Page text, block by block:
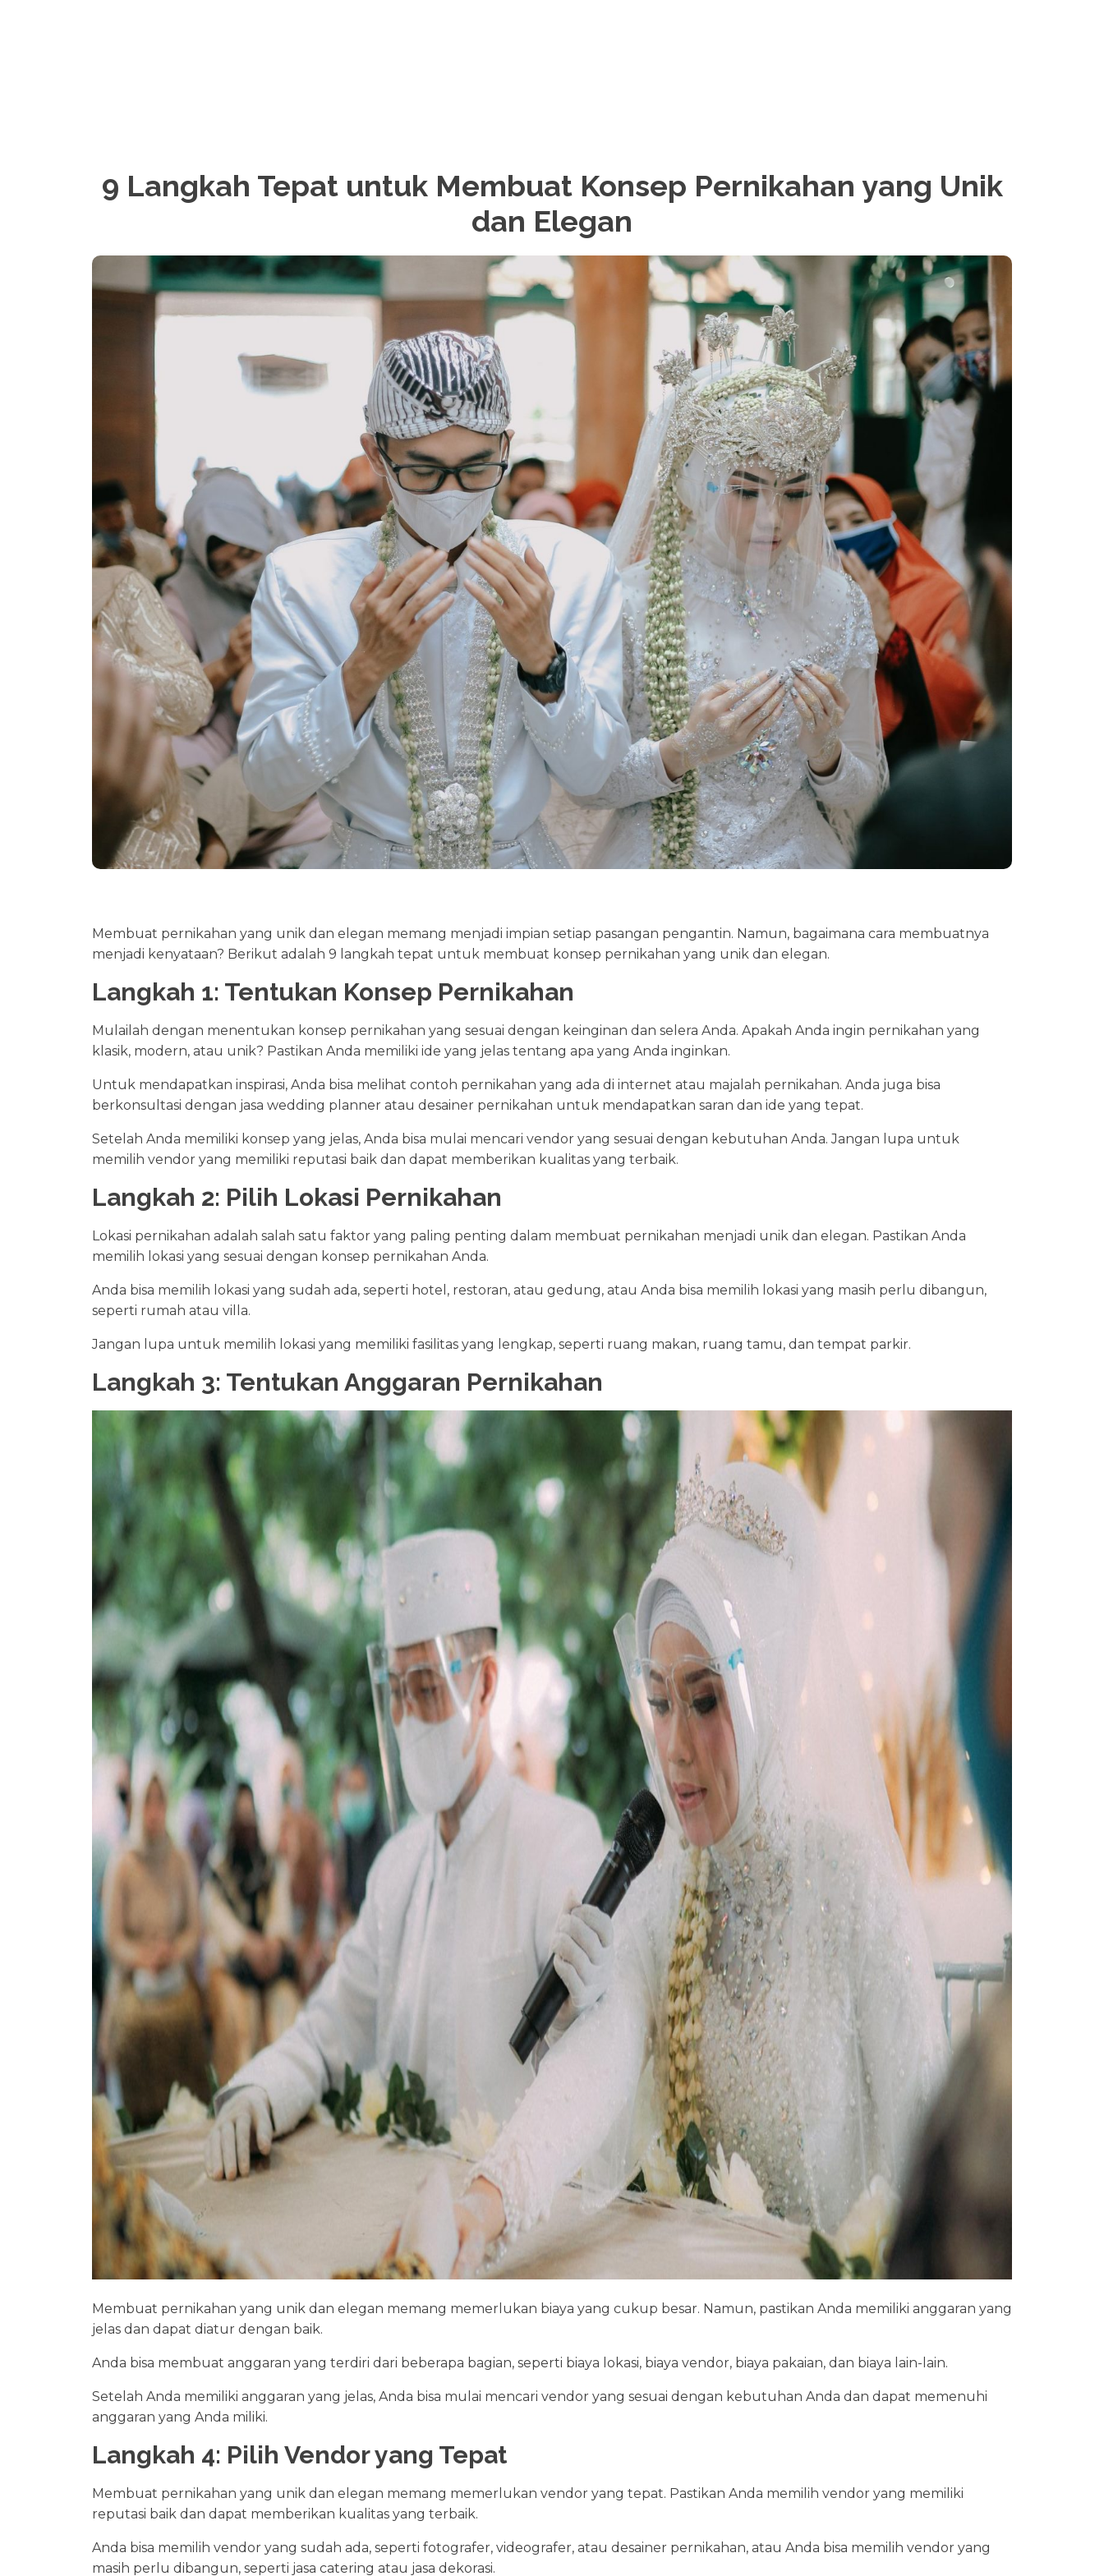
9 Langkah Tepat untuk Membuat Konsep Pernikahan yang Unik
dan Elegan
Membuat pernikahan yang unik dan elegan memang menjadi impian setiap pasangan pengantin. Namun, bagaimana cara membuatnya
menjadi kenyataan? Berikut adalah 9 langkah tepat untuk membuat konsep pernikahan yang unik dan elegan.
Langkah 1: Tentukan Konsep Pernikahan
Mulailah dengan menentukan konsep pernikahan yang sesuai dengan keinginan dan selera Anda. Apakah Anda ingin pernikahan yang
klasik, modern, atau unik? Pastikan Anda memiliki ide yang jelas tentang apa yang Anda inginkan.
Untuk mendapatkan inspirasi, Anda bisa melihat contoh pernikahan yang ada di internet atau majalah pernikahan. Anda juga bisa
berkonsultasi dengan jasa wedding planner atau desainer pernikahan untuk mendapatkan saran dan ide yang tepat.
Setelah Anda memiliki konsep yang jelas, Anda bisa mulai mencari vendor yang sesuai dengan kebutuhan Anda. Jangan lupa untuk
memilih vendor yang memiliki reputasi baik dan dapat memberikan kualitas yang terbaik.
Langkah 2: Pilih Lokasi Pernikahan
Lokasi pernikahan adalah salah satu faktor yang paling penting dalam membuat pernikahan menjadi unik dan elegan. Pastikan Anda
memilih lokasi yang sesuai dengan konsep pernikahan Anda.
Anda bisa memilih lokasi yang sudah ada, seperti hotel, restoran, atau gedung, atau Anda bisa memilih lokasi yang masih perlu dibangun,
seperti rumah atau villa.
Jangan lupa untuk memilih lokasi yang memiliki fasilitas yang lengkap, seperti ruang makan, ruang tamu, dan tempat parkir.
Langkah 3: Tentukan Anggaran Pernikahan
Membuat pernikahan yang unik dan elegan memang memerlukan biaya yang cukup besar. Namun, pastikan Anda memiliki anggaran yang
jelas dan dapat diatur dengan baik.
Anda bisa membuat anggaran yang terdiri dari beberapa bagian, seperti biaya lokasi, biaya vendor, biaya pakaian, dan biaya lain-lain.
Setelah Anda memiliki anggaran yang jelas, Anda bisa mulai mencari vendor yang sesuai dengan kebutuhan Anda dan dapat memenuhi
anggaran yang Anda miliki.
Langkah 4: Pilih Vendor yang Tepat
Membuat pernikahan yang unik dan elegan memang memerlukan vendor yang tepat. Pastikan Anda memilih vendor yang memiliki
reputasi baik dan dapat memberikan kualitas yang terbaik.
Anda bisa memilih vendor yang sudah ada, seperti fotografer, videografer, atau desainer pernikahan, atau Anda bisa memilih vendor yang
masih perlu dibangun, seperti jasa catering atau jasa dekorasi.